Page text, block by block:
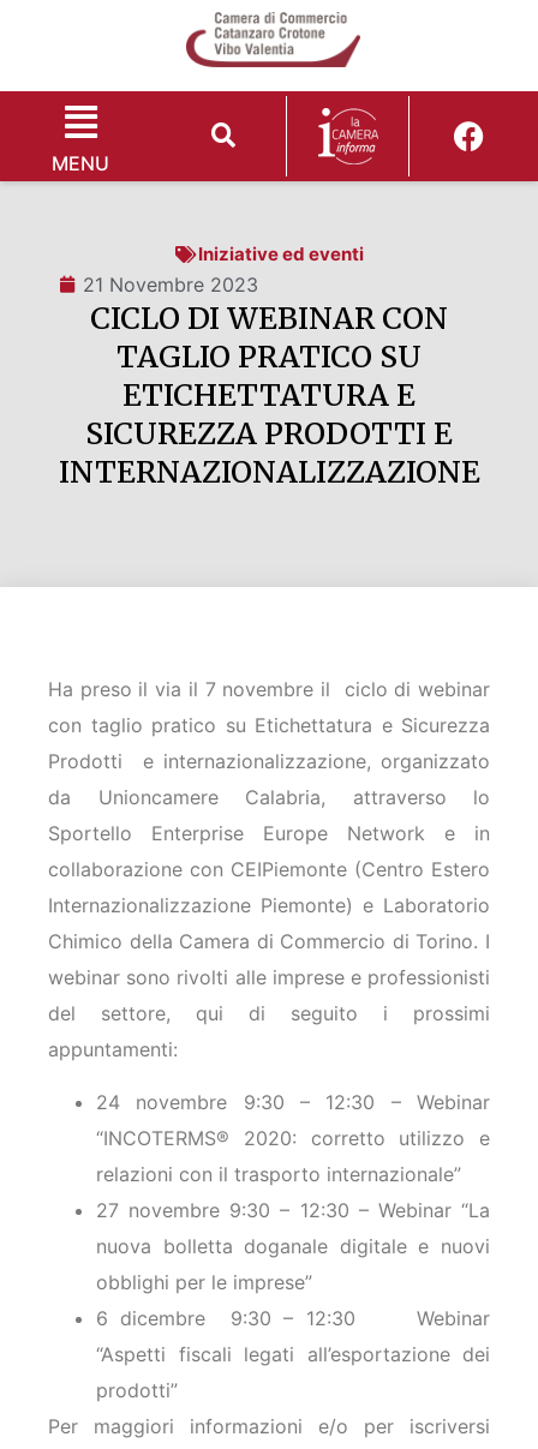
MENU
Iniziative ed eventi
21 Novembre 2023
CICLO DI WEBINAR CON
TAGLIO PRATICO SU
ETICHETTATURA E
SICUREZZA PRODOTTI E
INTERNAZIONALIZZAZIONE
Ha preso il via il 7 novembre il ciclo di webinar
con taglio pratico su Etichettatura e Sicurezza
Prodotti e internazionalizzazione, organizzato
da Unioncamere Calabria, attraverso lo
Sportello Enterprise Europe Network e in
collaborazione con CEIPiemonte (Centro Estero
Internazionalizzazione Piemonte) e Laboratorio
Chimico della Camera di Commercio di Torino. I
webinar sono rivolti alle imprese e professionisti
del settore, qui di seguito i prossimi
appuntamenti:
24 novembre 9:30 – 12:30 – Webinar
“INCOTERMS® 2020: corretto utilizzo e
relazioni con il trasporto internazionale”
27 novembre 9:30 – 12:30 – Webinar “La
nuova bolletta doganale digitale e nuovi
obblighi per le imprese”
6 dicembre 9:30 – 12:30 Webinar
“Aspetti fiscali legati all’esportazione dei
prodotti”
Per maggiori informazioni e/o per iscriversi